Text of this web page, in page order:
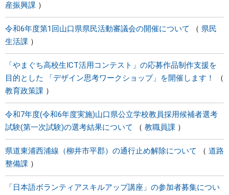
産振興課
令和6年度第1回山口県県民活動審議会の開催について
県民
生活課
「やまぐち高校生ICT活用コンテスト」の応募作品制作支援を
目的とした 「デザイン思考ワークショップ」を開催します！
教育政策課
令和7年度(令和6年度実施)山口県公立学校教員採用候補者選考
試験(第一次試験)の選考結果について
教職員課
県道東浦西浦線（柳井市平郡）の通行止め解除について
道路
整備課
「日本語ボランティアスキルアップ講座」の参加者募集につい